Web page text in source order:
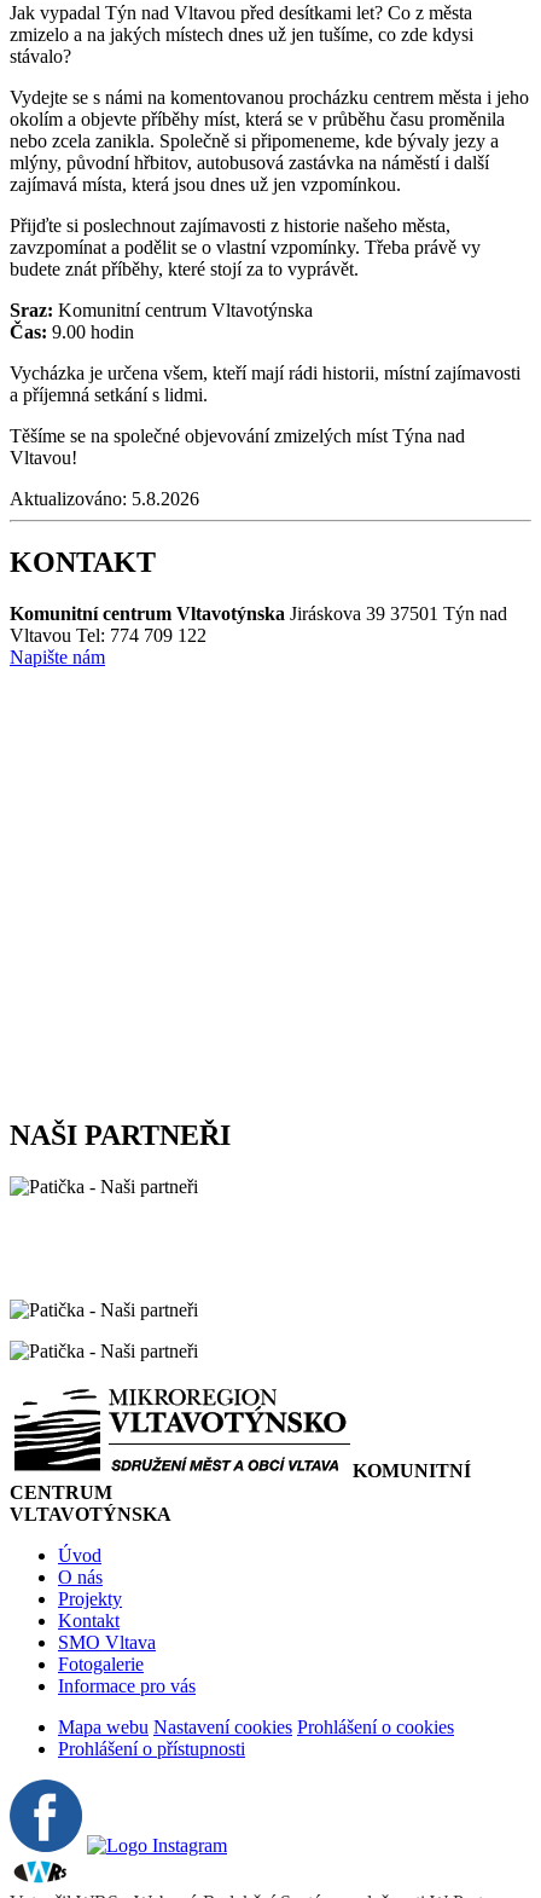
Jak vypadal Týn nad Vltavou před desítkami let? Co z města
zmizelo a na jakých místech dnes už jen tušíme, co zde kdysi
stávalo?
Vydejte se s námi na komentovanou procházku centrem města i jeho
okolím a objevte příběhy míst, která se v průběhu času proměnila
nebo zcela zanikla. Společně si připomeneme, kde bývaly jezy a
mlýny, původní hřbitov, autobusová zastávka na náměstí i další
zajímavá místa, která jsou dnes už jen vzpomínkou.
Přijďte si poslechnout zajímavosti z historie našeho města,
zavzpomínat a podělit se o vlastní vzpomínky. Třeba právě vy
budete znát příběhy, které stojí za to vyprávět.
Sraz: Komunitní centrum Vltavotýnska
Čas: 9.00 hodin
Vycházka je určena všem, kteří mají rádi historii, místní zajímavosti
a příjemná setkání s lidmi.
Těšíme se na společné objevování zmizelých míst Týna nad
Vltavou!
Aktualizováno: 5.8.2026
KONTAKT
Komunitní centrum Vltavotýnska Jiráskova 39 37501 Týn nad
Vltavou Tel: 774 709 122
Napište nám
NAŠI PARTNEŘI
KOMUNITNÍ
CENTRUM
VLTAVOTÝNSKA
Úvod
O nás
Projekty
Kontakt
SMO Vltava
Fotogalerie
Informace pro vás
Mapa webu Nastavení cookies Prohlášení o cookies
Prohlášení o přístupnosti